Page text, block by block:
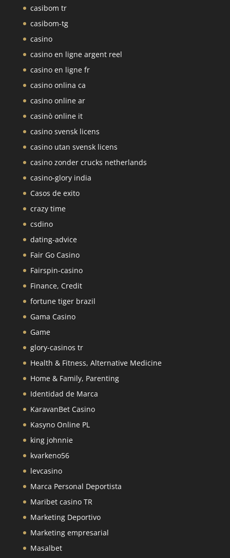
casibom tr
casibom-tg
casino
casino en ligne argent reel
casino en ligne fr
casino onlina ca
casino online ar
casinò online it
casino svensk licens
casino utan svensk licens
casino zonder crucks netherlands
casino-glory india
Casos de exito
crazy time
csdino
dating-advice
Fair Go Casino
Fairspin-casino
Finance, Credit
fortune tiger brazil
Gama Casino
Game
glory-casinos tr
Health & Fitness, Alternative Medicine
Home & Family, Parenting
Identidad de Marca
KaravanBet Casino
Kasyno Online PL
king johnnie
kvarkeno56
levcasino
Marca Personal Deportista
Maribet casino TR
Marketing Deportivo
Marketing empresarial
Masalbet